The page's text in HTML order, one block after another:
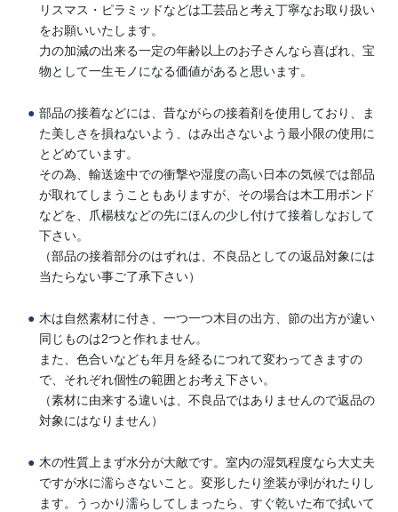
リスマス・ピラミッドなどは工芸品と考え丁寧なお取り扱い
をお願いいたします。
力の加減の出来る一定の年齢以上のお子さんなら喜ばれ、宝
物として一生モノになる価値があると思います。
部品の接着などには、昔ながらの接着剤を使用しており、ま
た美しさを損ねないよう、はみ出さないよう最小限の使用に
とどめています。
その為、輸送途中での衝撃や湿度の高い日本の気候では部品
が取れてしまうこともありますが、その場合は木工用ボンド
などを、爪楊枝などの先にほんの少し付けて接着しなおして
下さい。
（部品の接着部分のはずれは、不良品としての返品対象には
当たらない事ご了承下さい）
木は自然素材に付き、一つ一つ木目の出方、節の出方が違い
同じものは2つと作れません。
また、色合いなども年月を経るにつれて変わってきますの
で、それぞれ個性の範囲とお考え下さい。
（素材に由来する違いは、不良品ではありませんので返品の
対象にはなりません）
木の性質上まず水分が大敵です。室内の湿気程度なら大丈夫
ですが水に濡らさないこと。変形したり塗装が剥がれたりし
ます。うっかり濡らしてしまったら、すぐ乾いた布で拭いて